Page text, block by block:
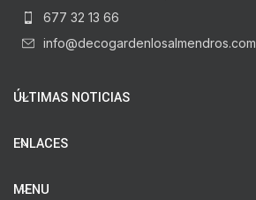
677 32 13 66
info@decogardenlosalmendros.com
ÚLTIMAS NOTICIAS
ENLACES
MENU